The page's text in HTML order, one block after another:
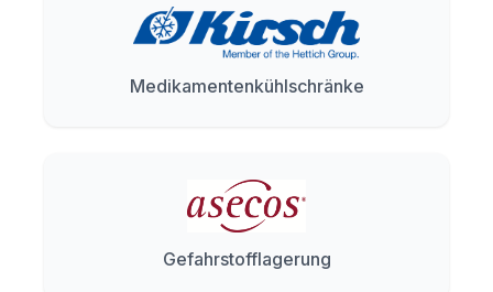
Medikamentenkühlschränke
Gefahrstofflagerung